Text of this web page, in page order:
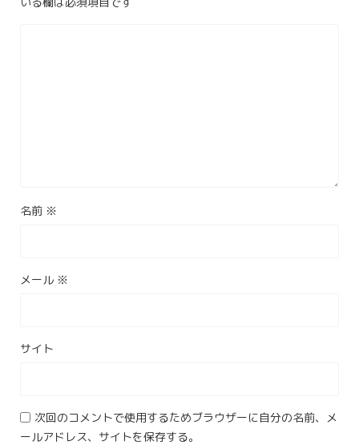
名前 ※
メール ※
サイト
次回のコメントで使用するためブラウザーに自分の名前、メ
ールアドレス、サイトを保存する。